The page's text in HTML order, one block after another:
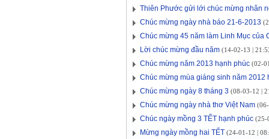
Thiên Phước gửi lới chúc mừng nhân
Chúc mừng ngày nhà báo 21-6-2013
Chúc mừng 45 năm làm Linh Mục của
Lời chúc mừng đầu năm (14-02-13 |
Chúc mừng năm 2013 hạnh phúc (02-
Chúc mừng mùa giáng sinh năm 2012
Chúc mừng ngày 8 tháng 3 (08-03-12 |
Chúc mừng ngày nhà thơ Việt Nam
Chúc ngày mồng 3 TẾT hạnh phúc (25-
Mừng ngày mồng hai TẾT (24-01-12 |